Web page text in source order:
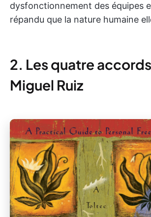
dysfonctionnement des équipes
répandu que la nature humaine
2. Les quatre
Miguel Ruiz